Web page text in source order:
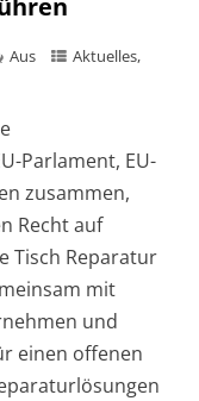
Aus Aktuelles,
Parlament, EU-
zusammen,
Recht auf
Tisch Reparatur
mit
und
einen offenen